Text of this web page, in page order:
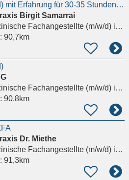
ZFA (m/w/d) mit Erfahrung für 30-35 Stunden gesucht !
Birgit Samarrai
Fachangestellte (m/w/d)in Berlin
90,7km
Fachangestellte (m/w/d)in Berlin, Moabit
90,8km
Dr. Miethe
Fachangestellte (m/w/d)in Berlin
91,3km